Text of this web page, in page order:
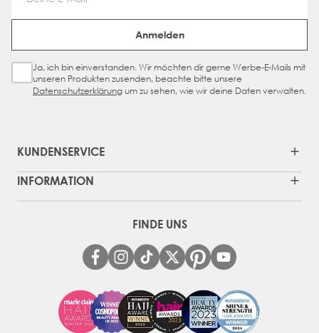
Email Address
Anmelden
Sign Up Checkbox
Ja, ich bin einverstanden. Wir möchten dir gerne Werbe-E-Mails mit
unseren Produkten zusenden, beachte bitte unsere
Datenschutzerklärungum zu sehen, wie wir deine Daten verwalten.
KUNDENSERVICE
INFORMATION
FINDE UNS